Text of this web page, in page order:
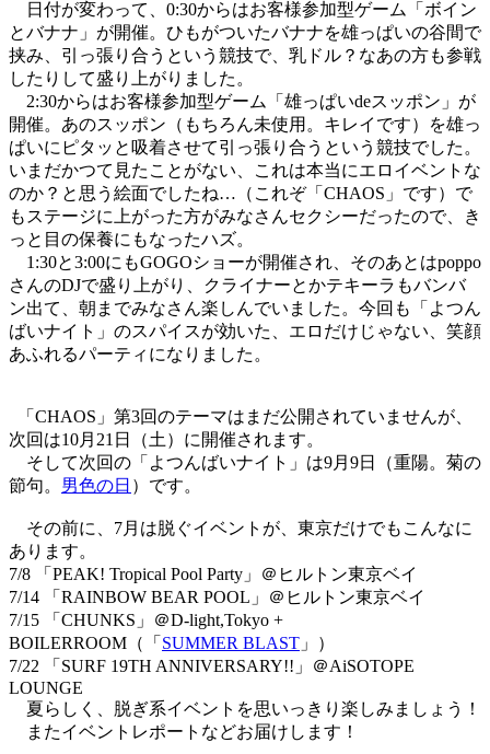
日付が変わって、0:30からはお客様参加型ゲーム「ボイン
とバナナ」が開催。ひもがついたバナナを雄っぱいの谷間で
挟み、引っ張り合うという競技で、乳ドル？なあの方も参戦
したりして盛り上がりました。
2:30からはお客様参加型ゲーム「雄っぱいdeスッポン」が
開催。あのスッポン（もちろん未使用。キレイです）を雄っ
ぱいにピタッと吸着させて引っ張り合うという競技でした。
いまだかつて見たことがない、これは本当にエロイベントな
のか？と思う絵面でしたね…（これぞ「CHAOS」です）で
もステージに上がった方がみなさんセクシーだったので、き
っと目の保養にもなったハズ。
1:30と3:00にもGOGOショーが開催され、そのあとはpoppo
さんのDJで盛り上がり、クライナーとかテキーラもバンバ
ン出て、朝までみなさん楽しんでいました。今回も「よつん
ばいナイト」のスパイスが効いた、エロだけじゃない、笑顔
あふれるパーティになりました。
「CHAOS」第3回のテーマはまだ公開されていませんが、
次回は10月21日（土）に開催されます。
そして次回の「よつんばいナイト」は9月9日（重陽。菊の
節句。 男色の日 ）です。
その前に、7月は脱ぐイベントが、東京だけでもこんなに
あります。
7/8 「PEAK! Tropical Pool Party」＠ヒルトン東京ベイ
7/14 「RAINBOW BEAR POOL」＠ヒルトン東京ベイ
7/15 「CHUNKS」＠D-light,Tokyo +
BOILERROOM（「 SUMMER BLAST 」）
7/22 「SURF 19TH ANNIVERSARY!!」＠AiSOTOPE
LOUNGE
夏らしく、脱ぎ系イベントを思いっきり楽しみましょう！
またイベントレポートなどお届けします！